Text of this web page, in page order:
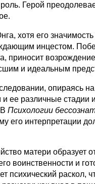
Герой
хотя его значимость
инцестом.
приносит
и идеальным
опираясь
ее различные стадии
Психологии
его интерпретации
матери образует
воинственности и
психический раскол,